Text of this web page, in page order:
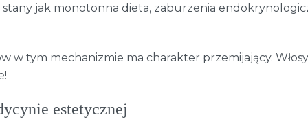
stany jak monotonna dieta, zaburzenia
w tym mechanizmie ma charakter przemijający.
estetycznej